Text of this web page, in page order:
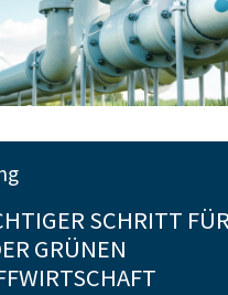
SCHRITT
GRÜNEN